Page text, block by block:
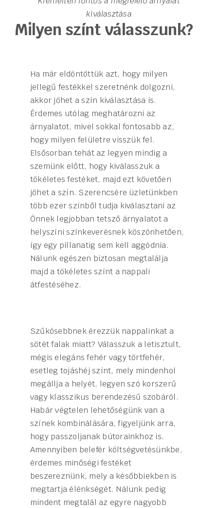
kiválasztása
Milyen színt válasszunk?
Ha már eldöntöttük azt, hogy milyen
jellegű festékkel szeretnénk dolgozni,
akkor jöhet a szín kiválasztása is.
Érdemes utólag meghatározni az
árnyalatot, mivel sokkal fontosabb az,
hogy milyen felületre visszük fel.
Elsősorban tehát az legyen mindig a
szemünk előtt, hogy kiválasszuk a
tökéletes festéket, majd ezt követően
jöhet a szín. Szerencsére üzletünkben
több ezer színből tudja kiválasztani az
Önnek legjobban tetsző árnyalatot a
helyszíni színkeverésnek köszönhetően,
így egy pillanatig sem kell aggódnia.
Nálunk egészen biztosan megtalálja
majd a tökéletes színt a nappali
átfestéséhez.
Szűkösebbnek érezzük nappalinkat a
sötét falak miatt? Válasszuk a letisztult,
mégis elegáns fehér vagy törtfehér,
esetleg tojáshéj színt, mely mindenhol
megállja a helyét, legyen szó korszerű
vagy klasszikus berendezésű szobáról.
Habár végtelen lehetőségünk van a
színek kombinálására, figyeljünk arra,
hogy passzoljanak bútorainkhoz is.
Amennyiben belefér költségvetésünkbe,
érdemes minőségi festéket
beszereznünk, mely a későbbiekben is
megtartja élénkségét. Nálunk pedig
mindent megtalál az egyre nagyobb